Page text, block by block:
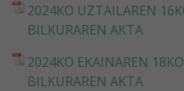
2024KO UZTAILAREN
BILKURAREN AKTA
2024KO EKAINAREN
BILKURAREN AKTA